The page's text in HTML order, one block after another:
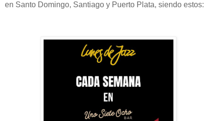
en Santo Domingo, Santiago y Puerto Plata, siendo estos: